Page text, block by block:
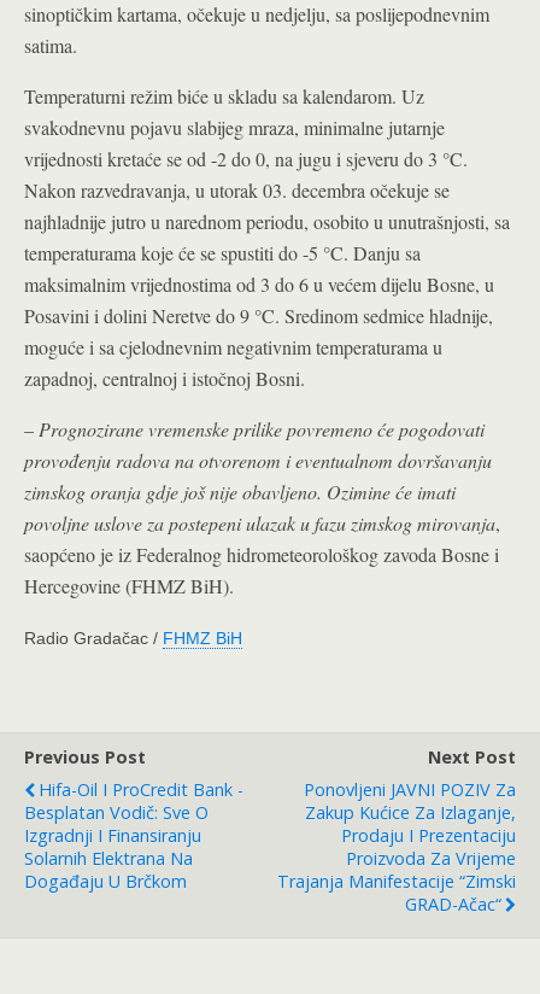
sinoptičkim kartama, očekuje u nedjelju, sa poslijepodnevnim
satima.
Temperaturni režim biće u skladu sa kalendarom. Uz
svakodnevnu pojavu slabijeg mraza, minimalne jutarnje
vrijednosti kretaće se od -2 do 0, na jugu i sjeveru do 3 °C.
Nakon razvedravanja, u utorak 03. decembra očekuje se
najhladnije jutro u narednom periodu, osobito u unutrašnjosti, sa
temperaturama koje će se spustiti do -5 °C. Danju sa
maksimalnim vrijednostima od 3 do 6 u većem dijelu Bosne, u
Posavini i dolini Neretve do 9 °C. Sredinom sedmice hladnije,
moguće i sa cjelodnevnim negativnim temperaturama u
zapadnoj, centralnoj i istočnoj Bosni.
– Prognozirane vremenske prilike povremeno će pogodovati
provođenju radova na otvorenom i eventualnom dovršavanju
zimskog oranja gdje još nije obavljeno. Ozimine će imati
povoljne uslove za postepeni ulazak u fazu zimskog mirovanja,
saopćeno je iz Federalnog hidrometeorološkog zavoda Bosne i
Hercegovine (FHMZ BiH).
Radio Gradačac / FHMZ BiH
Previous Post
Hifa-Oil I ProCredit Bank -
Besplatan Vodič: Sve O
Izgradnji I Finansiranju
Solarnih Elektrana Na
Događaju U Brčkom
Next Post
Ponovljeni JAVNI POZIV Za
Zakup Kućice Za Izlaganje,
Prodaju I Prezentaciju
Proizvoda Za Vrijeme
Trajanja Manifestacije “Zimski
GRAD-Ačac“